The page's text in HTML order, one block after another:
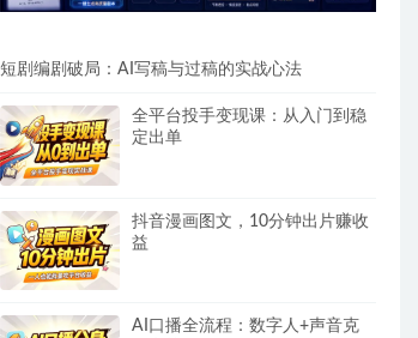
短剧编剧破局：AI写稿与过稿的实战心法
全平台投手变现课：从入门到稳
定出单
抖音漫画图文，10分钟出片赚收
益
AI口播全流程：数字人+声音克